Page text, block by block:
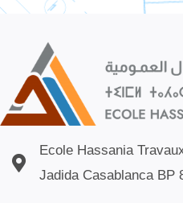
Ecole Hassania
Jadida Casablanca BP